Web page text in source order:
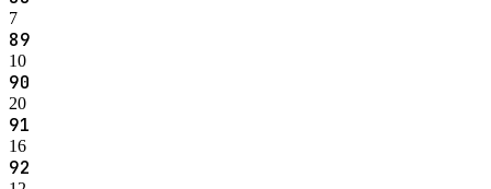
7
89
10
90
20
91
16
92